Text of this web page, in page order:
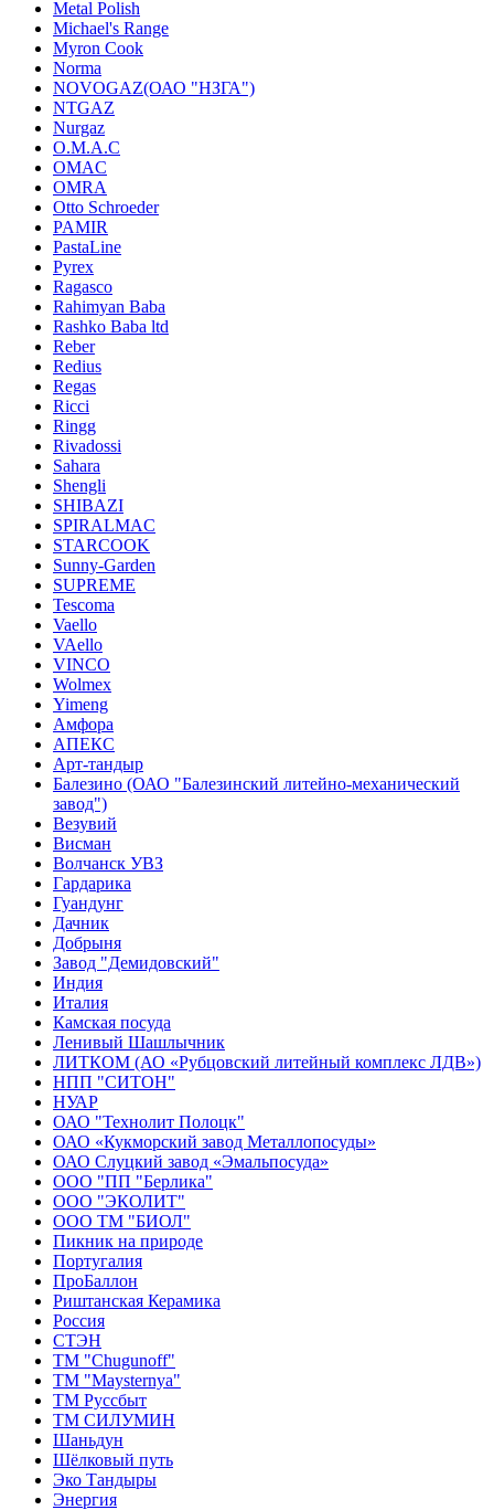
Metal Polish
Michael's Range
Myron Cook
Norma
NOVOGAZ(ОАО "НЗГА")
NTGAZ
Nurgaz
O.M.A.C
OMAC
OMRA
Otto Schroeder
PAMIR
PastaLine
Pyrex
Ragasco
Rahimyan Baba
Rashko Baba ltd
Reber
Redius
Regas
Ricci
Ringg
Rivadossi
Sahara
Shengli
SHIBAZI
SPIRALMAC
STARCOOK
Sunny-Garden
SUPREME
Tescoma
Vaello
VAello
VINCO
Wolmex
Yimeng
Амфора
АПЕКС
Арт-тандыр
Балезино (ОАО "Балезинский литейно-механический
завод")
Везувий
Висман
Волчанск УВЗ
Гардарика
Гуандунг
Дачник
Добрыня
Завод "Демидовский"
Индия
Италия
Камская посуда
Ленивый Шашлычник
ЛИТКОМ (АО «Рубцовский литейный комплекс ЛДВ»)
НПП "СИТОН"
НУАР
ОАО "Технолит Полоцк"
ОАО «Кукморский завод Металлопосуды»
ОАО Слуцкий завод «Эмальпосуда»
ООО "ПП "Берлика"
ООО "ЭКОЛИТ"
ООО ТМ "БИОЛ"
Пикник на природе
Португалия
ПроБаллон
Риштанская Керамика
Россия
СТЭН
ТМ "Chugunoff"
ТМ "Maysternya"
ТМ Руссбыт
ТМ СИЛУМИН
Шаньдун
Шёлковый путь
Эко Тандыры
Энергия